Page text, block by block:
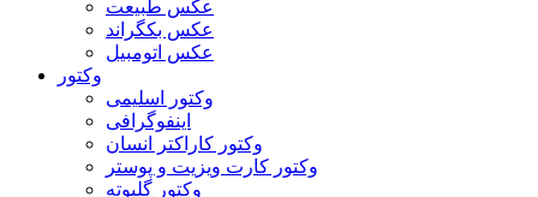
عکس طبیعت
عکس بکگراند
عکس اتومبیل
وکتور
وکتور اسلیمی
اینفوگرافی
وکتور کاراکتر انسان
وکتور کارت ویزیت و پوستر
وکتور گلبوته